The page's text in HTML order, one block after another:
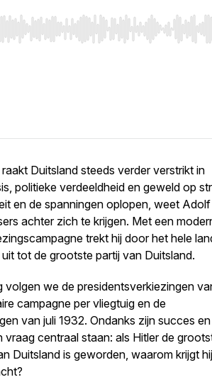
Right to seek, Home/End to jump to
Duitsland steeds verder verstrikt in
politieke verdeeldheid en geweld op
en de spanningen oplopen, weet
achter zich te krijgen. Met een
trekt hij door het hele
tot de grootste partij van Duitsland.
volgen we de presidentsverkiezingen
campagne per vliegtuig en de
van juli 1932. Ondanks zijn succes
vraag centraal staan: als Hitler de
Duitsland is geworden, waarom krijgt